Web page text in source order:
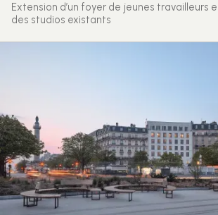
Extension d’un foyer de jeunes travailleurs
des studios existants